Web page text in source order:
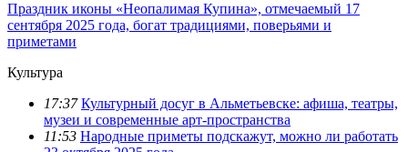
Праздник иконы «Неопалимая Купина», отмечаемый 17
сентября 2025 года, богат традициями, поверьями и
приметами
Культура
17:37 Культурный досуг в Альметьевске: афиша, театры,
музеи и современные арт-пространства
11:53 Народные приметы подскажут, можно ли работать